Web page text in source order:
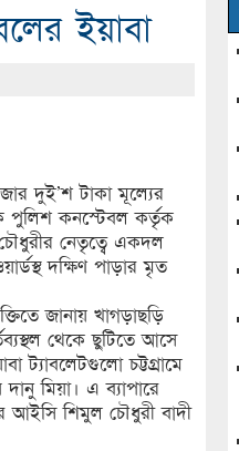
ইয়াবা
দুই’শ টাকা মূল্যের
পুলিশ কনস্টেবল কর্তৃক
নেতৃত্বে একদল
দক্ষিণ পাড়ার মৃত
জানায় খাগড়াছড়ি
থেকে ছুটিতে আসে
ট্যাবলেটগুলো চট্টগ্রামে
মিয়া। এ ব্যাপারে
আইসি শিমুল চৌধুরী বাদী